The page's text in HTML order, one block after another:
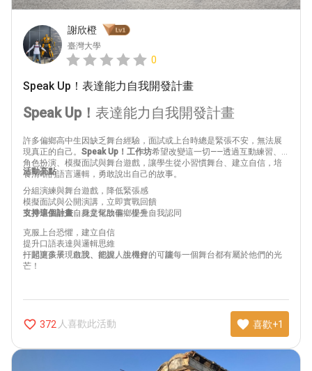
謝欣橙
臺灣大學
0
Speak Up！表達能力自我開發計畫
Speak Up！ 表達能力自我開發計畫
許多偏鄉高中生因缺乏舞台經驗，面試或上台時總是緊張不安，無法展
現真正的自己。 Speak Up！工作坊希望改變這一切——透過互動練習、
角色扮演、模擬面試與舞台遊戲，讓學生從小習慣舞台、建立自信，培
養清晰的語言邏輯，勇敢說出自己的故事。
活動亮點
分組演練與舞台遊戲，降低緊張感
模擬面試與公開演講，立即實戰回饋
引導學生融入自身文化故事，提升自我認同
支持這個計畫，就是幫助偏鄉學生：
克服上台恐懼，建立自信
提升口語表達與邏輯思維
打開更多展現自我、把握人生機會的可能
一起讓孩子「敢說、能說、說得好」，讓每一個舞台都有屬於他們的光
芒！
favorite_border 372 人喜歡此活動 favorite 喜歡+1